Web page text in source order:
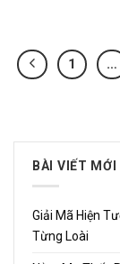
BÀI VIẾT MỚI
Giải Mã Hiện
Từng Loài
1 …